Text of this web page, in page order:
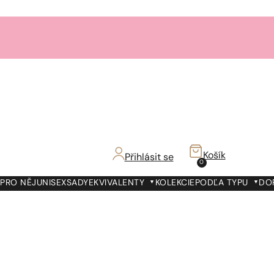
Přihlásit se 0
Košík
PRO NĚJ UNISEXSADYEKVIVALENTY KOLEKCIE PODĽA TYPU